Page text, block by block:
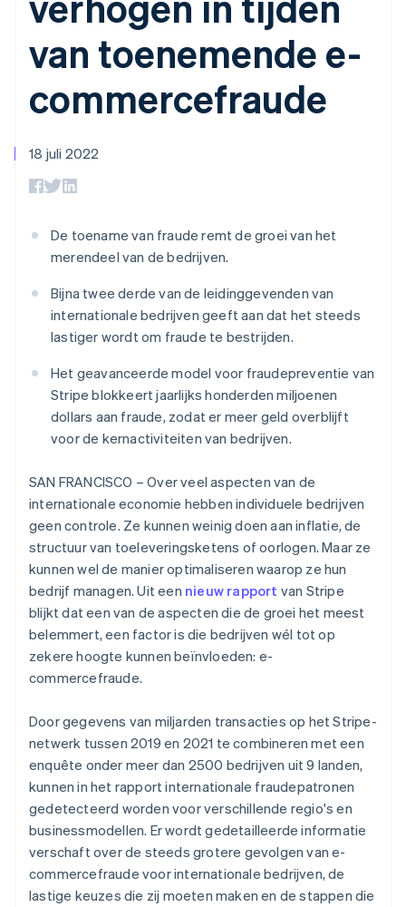
Toegang tot meer
dan 125
Fysieke betalingen
Authorization
Optimaliseer de
Versneld afrekenen
Connections
Data Pipeline
Gegevenssynchronisatie
Meer
Product roadmap
Ontdek wat er in het verschiet ligt
Fraudepreventie
Atlas
Oprichting van een start-up
Online identiteitsverificatie
Stripe Sessions 2026
Ontdek hoe Stripe de economische
Nu bekijken
Marktplaatsen
Geldbeheer
Platforms
SaaS
tijd
Verzekering
Non-profitorganisaties
Professionele
Publieke sector
Partners
Stripe App Marketplace
Facturatie naar gebruik
bieden
Betaalkaarten uitgeven
worden gedekt
Diensten voorzien en
App-integraties
Voorbeelden van code
API-status
Bedrijf
Jaarlijks congres
Vacatures
Stripe Newsroom
Neem contact op
Partner worden
van toenemende e-
commercefraude
18 juli 2022
De toename van fraude remt de groei van het
merendeel van de bedrijven.
Bijna twee derde van de leidinggevenden van
internationale bedrijven geeft aan dat het steeds
lastiger wordt om fraude te bestrijden.
Het geavanceerde model voor fraudepreventie van
Stripe blokkeert jaarlijks honderden miljoenen
dollars aan fraude, zodat er meer geld overblijft
voor de kernactiviteiten van bedrijven.
SAN FRANCISCO – Over veel aspecten van de
internationale economie hebben individuele bedrijven
geen controle. Ze kunnen weinig doen aan inflatie, de
structuur van toeleveringsketens of oorlogen. Maar ze
kunnen wel de manier optimaliseren waarop ze hun
bedrijf managen. Uit een nieuw rapport van Stripe
blijkt dat een van de aspecten die de groei het meest
belemmert, een factor is die bedrijven wél tot op
zekere hoogte kunnen beïnvloeden: e-
commercefraude.
Door gegevens van miljarden transacties op het Stripe-
netwerk tussen 2019 en 2021 te combineren met een
enquête onder meer dan 2500 bedrijven uit 9 landen,
kunnen in het rapport internationale fraudepatronen
gedetecteerd worden voor verschillende regio's en
businessmodellen. Er wordt gedetailleerde informatie
verschaft over de steeds grotere gevolgen van e-
commercefraude voor internationale bedrijven, de
lastige keuzes die zij moeten maken en de stappen die